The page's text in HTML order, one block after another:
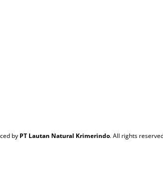
by PT Lautan Natural Krimerindo. All rights